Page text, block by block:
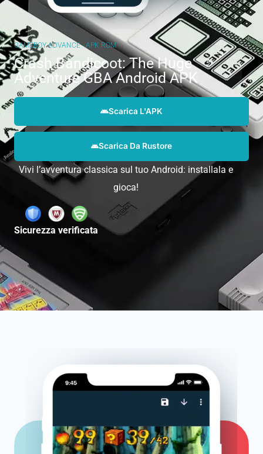
GAMEBOY ADVANCE - APK ROM
Crash Bandicoot: The Huge
Adventure GBA Android APK
Scarica L'APK
Scarica Da Rustore
Vivi l’avventura classica sul tuo Android: installala e
gioca!
Sicurezza verificata